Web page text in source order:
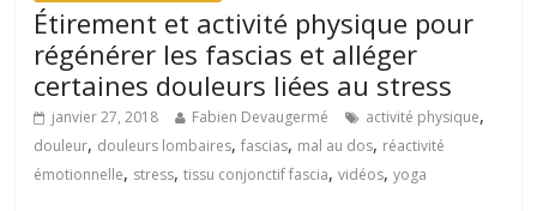
Étirement et activité physique pour
régénérer les fascias et alléger
certaines douleurs liées au stress
janvier 27, 2018 Fabien Devaugermé activité physique,
douleur, douleurs lombaires,fascias, mal au dos, réactivité
émotionnelle, stress,tissu conjonctif fascia,vidéos,yoga